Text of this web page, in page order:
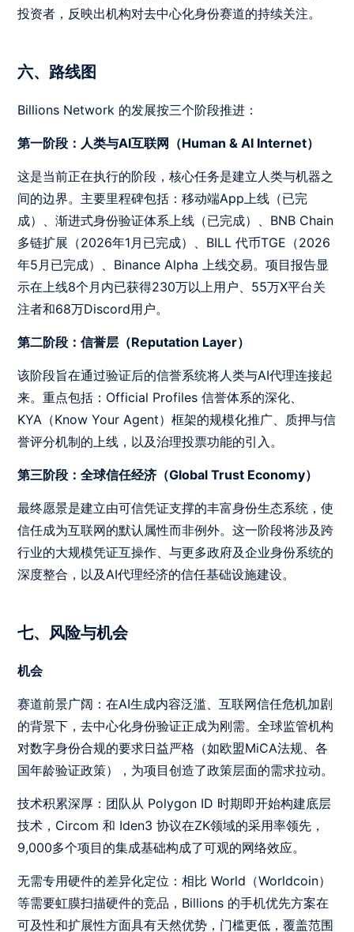
投资者，反映出机构对去中心化身份赛道的持续关注。
六、路线图
Billions Network 的发展按三个阶段推进：
第一阶段：人类与AI互联网（Human & AI Internet）
这是当前正在执行的阶段，核心任务是建立人类与机器之
间的边界。主要里程碑包括：移动端App上线（已完
成）、渐进式身份验证体系上线（已完成）、BNB Chain
多链扩展（2026年1月已完成）、BILL 代币TGE（2026
年5月已完成）、Binance Alpha 上线交易。项目报告显
示在上线8个月内已获得230万以上用户、55万X平台关
注者和68万Discord用户。
第二阶段：信誉层（Reputation Layer）
该阶段旨在通过验证后的信誉系统将人类与AI代理连接起
来。重点包括：Official Profiles 信誉体系的深化、
KYA（Know Your Agent）框架的规模化推广、质押与信
誉评分机制的上线，以及治理投票功能的引入。
第三阶段：全球信任经济（Global Trust Economy）
最终愿景是建立由可信凭证支撑的丰富身份生态系统，使
信任成为互联网的默认属性而非例外。这一阶段将涉及跨
行业的大规模凭证互操作、与更多政府及企业身份系统的
深度整合，以及AI代理经济的信任基础设施建设。
七、风险与机会
机会
赛道前景广阔：在AI生成内容泛滥、互联网信任危机加剧
的背景下，去中心化身份验证正成为刚需。全球监管机构
对数字身份合规的要求日益严格（如欧盟MiCA法规、各
国年龄验证政策），为项目创造了政策层面的需求拉动。
技术积累深厚：团队从 Polygon ID 时期即开始构建底层
技术，Circom 和 Iden3 协议在ZK领域的采用率领先，
9,000多个项目的集成基础构成了可观的网络效应。
无需专用硬件的差异化定位：相比 World（Worldcoin）
等需要虹膜扫描硬件的竞品，Billions 的手机优先方案在
可及性和扩展性方面具有天然优势，门槛更低，覆盖范围